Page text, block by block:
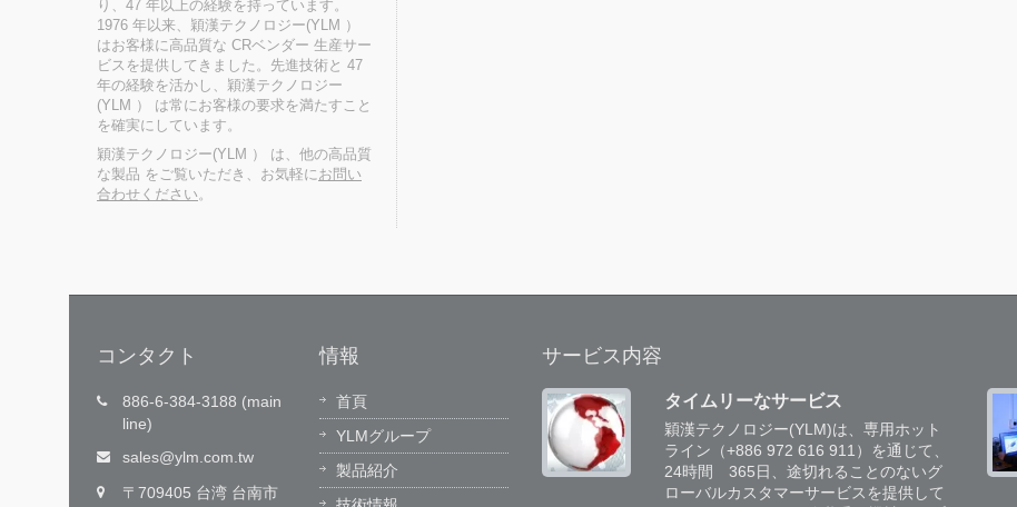
り、47 年以上の経験を持っています。
1976 年以来、穎漢テクノロジー(YLM ）
はお客様に高品質な CRベンダー 生産サー
ビスを提供してきました。先進技術と 47
年の経験を活かし、穎漢テクノロジー
(YLM ） は常にお客様の要求を満たすこと
を確実にしています。
穎漢テクノロジー(YLM ） は、他の高品質
な製品 をご覧いただき、お気軽にお問い
合わせください。
コンタクト
886-6-384-3188 (main
line)
sales@ylm.com.tw
〒709405 台湾 台南市
情報
首頁
YLMグループ
製品紹介
サービス内容
技術革新,価値を創出する
穎漢テクノロジー(YLM)は、独自のオペ
レーティングソフトウェアを開発し、専
門的なソフトウェアエンジニアリングチ
ームを擁し、電気機械統合技術の研究に
タイムリーなサービス
穎漢テクノロジー(YLM)は、専用ホット
ライン（+886 972 616 911）を通じて、
24時間 365日、途切れることのないグ
ローバルカスタマーサービスを提供して